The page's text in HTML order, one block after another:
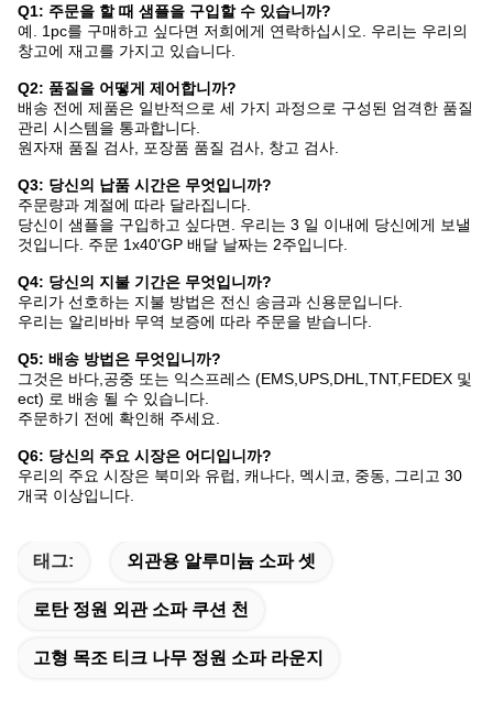
Q1: 주문을 할 때 샘플을 구입할 수 있습니까?
예. 1pc를 구매하고 싶다면 저희에게 연락하십시오. 우리는 우리의
창고에 재고를 가지고 있습니다.
Q2: 품질을 어떻게 제어합니까?
배송 전에 제품은 일반적으로 세 가지 과정으로 구성된 엄격한 품질
관리 시스템을 통과합니다.
원자재 품질 검사, 포장품 품질 검사, 창고 검사.
Q3: 당신의 납품 시간은 무엇입니까?
주문량과 계절에 따라 달라집니다.
당신이 샘플을 구입하고 싶다면. 우리는 3 일 이내에 당신에게 보낼
것입니다. 주문 1x40'GP 배달 날짜는 2주입니다.
Q4: 당신의 지불 기간은 무엇입니까?
우리가 선호하는 지불 방법은 전신 송금과 신용문입니다.
우리는 알리바바 무역 보증에 따라 주문을 받습니다.
Q5: 배송 방법은 무엇입니까?
그것은 바다,공중 또는 익스프레스 (EMS,UPS,DHL,TNT,FEDEX 및
ect) 로 배송 될 수 있습니다.
주문하기 전에 확인해 주세요.
Q6: 당신의 주요 시장은 어디입니까?
우리의 주요 시장은 북미와 유럽, 캐나다, 멕시코, 중동, 그리고 30
개국 이상입니다.
태그: 외관용 알루미늄 소파 셋
로탄 정원 외관 소파 쿠션 천
고형 목조 티크 나무 정원 소파 라운지